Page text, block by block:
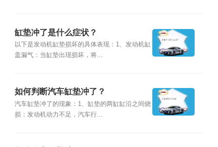
缸垫冲了是什么症状？
以下是发动机缸垫损坏的具体表现：1、发动机缸
盖漏气：当缸垫出现损坏，将...
如何判断汽车缸垫冲了？
汽车缸垫冲了的现象：1、缸垫的两缸缸沿之间烧
损：发动机动力不足，汽车行...